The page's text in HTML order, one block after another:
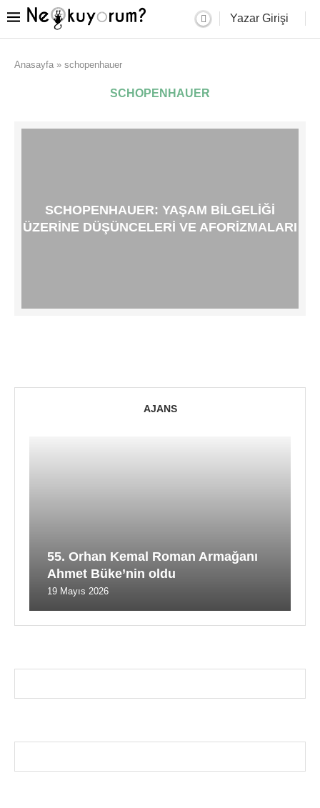
Yazar Girişi
Anasayfa » schopenhauer
SCHOPENHAUER
SCHOPENHAUER: YAŞAM BILGELIĞI
ÜZERINE DÜŞÜNCELERI VE AFORIZMALARI
AJANS
55. Orhan Kemal Roman Armağanı
Ahmet Büke’nin oldu
19 Mayıs 2026